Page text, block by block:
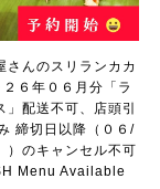
さんのスリランカカ
６年０６月分「ラ
」配送不可、店頭引
締切日以降（０６/
）のキャンセル不可
Menu Available